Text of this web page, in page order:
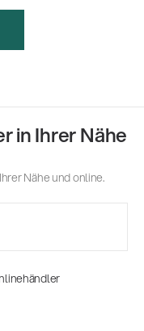
in Ihrer Nähe
Nähe und online.